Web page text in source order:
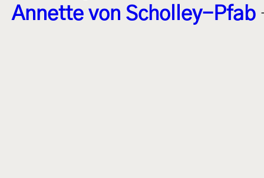
Annette von Scholley-Pfab